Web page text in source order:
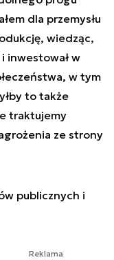
dla przemysłu
wiedząc,
inwestował w
w tym
to także
traktujemy
ze strony
publicznych i
Reklama